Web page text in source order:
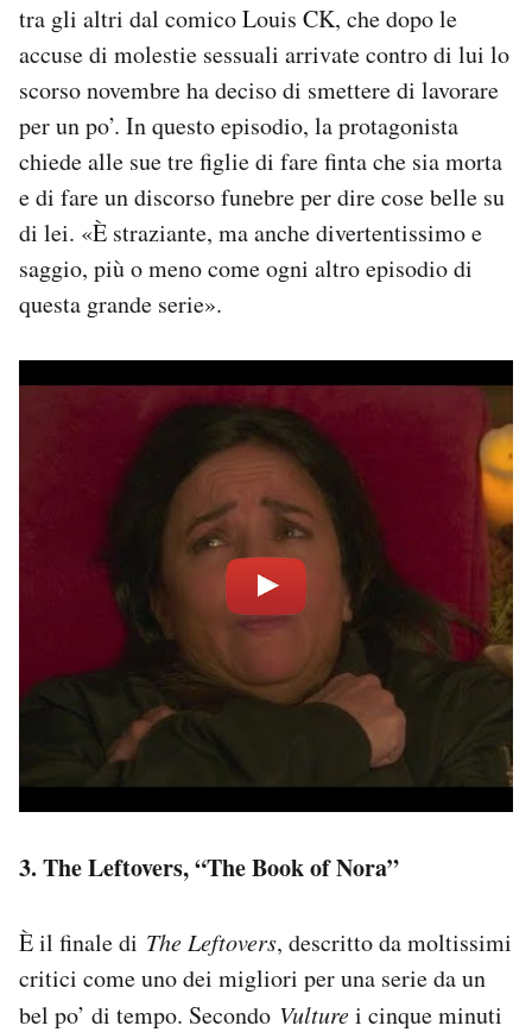
tra gli altri dal comico Louis CK, che dopo le
accuse di molestie sessuali arrivate contro di lui lo
scorso novembre ha deciso di smettere di lavorare
per un po’. In questo episodio, la protagonista
chiede alle sue tre figlie di fare finta che sia morta
e di fare un discorso funebre per dire cose belle su
di lei. «È straziante, ma anche divertentissimo e
saggio, più o meno come ogni altro episodio di
questa grande serie».
3. The Leftovers, “The Book of Nora”
È il finale di The Leftovers, descritto da moltissimi
critici come uno dei migliori per una serie da un
bel po’ di tempo. Secondo Vulturei cinque minuti